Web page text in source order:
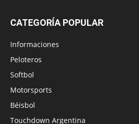
CATEGORÍA POPULAR
Informaciones
Peloteros
Softbol
Motorsports
Béisbol
Touchdown Argentina